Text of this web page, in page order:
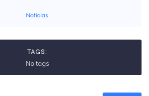
Notícias
TAGS:
No tags